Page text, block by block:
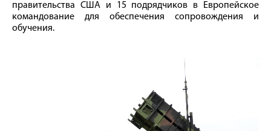
правительства США и 15 подрядчиков в Европейское
командование для обеспечения сопровождения и
обучения.